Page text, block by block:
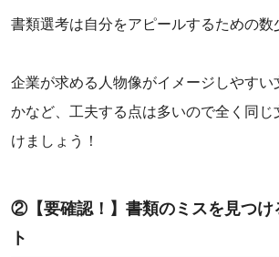
書類選考は自分をアピールするための数
企業が求める人物像がイメージしやすい
かなど、工夫する点は多いので全く同じ
けましょう！‌
‌②【要確認！】書類のミスを見つけ
ト